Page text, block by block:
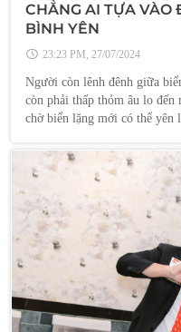
CHẲNG AI TỰA VÀO
BÌNH YÊN
23:23 PM, 27/07/2024
Người còn lênh đênh giữa
còn phải thấp thỏm âu lo
chờ biển lặng mới có thể yên